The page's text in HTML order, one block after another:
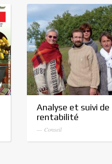
Analyse et suivi de
rentabilité
— Conseil